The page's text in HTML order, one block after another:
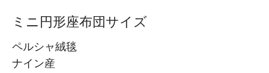
ミニ円形座布団サイズ
ペルシャ絨毯
ナイン産